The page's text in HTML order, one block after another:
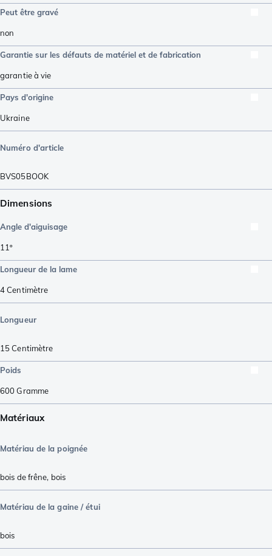
Peut être gravé
non
Garantie sur les défauts de matériel et de fabrication
garantie à vie
Pays d'origine
Ukraine
Numéro d'article
BVS05BOOK
Dimensions
Angle d'aiguisage
11º
Longueur de la lame
4Centimètre
Longueur
15Centimètre
Poids
600Gramme
Matériaux
Matériau de la poignée
bois de frêne, bois
Matériau de la gaine / étui
bois